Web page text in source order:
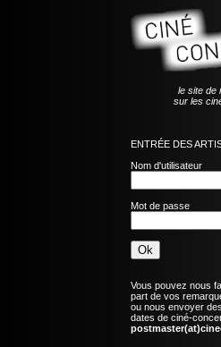
le site de
sur les
ENTRÉE DES
Nom d'utilisateur
Mot de passe
Vous pouvez nous
part de vos
ou nous envoyer des
dates de ciné-